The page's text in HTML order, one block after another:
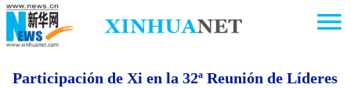
Participación de Xi en la 32ª Reunión de Líderes